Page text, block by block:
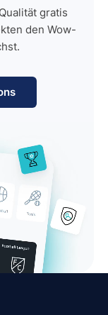
gratis
den Wow-